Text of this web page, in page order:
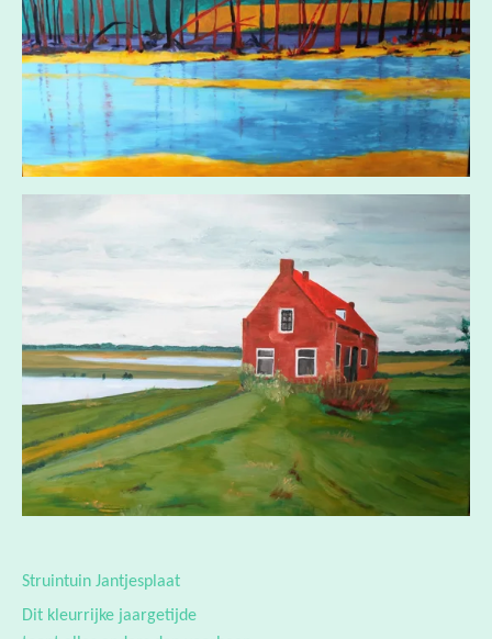
toont alles anders dan voorheen
een nieuw mystieke struintuin